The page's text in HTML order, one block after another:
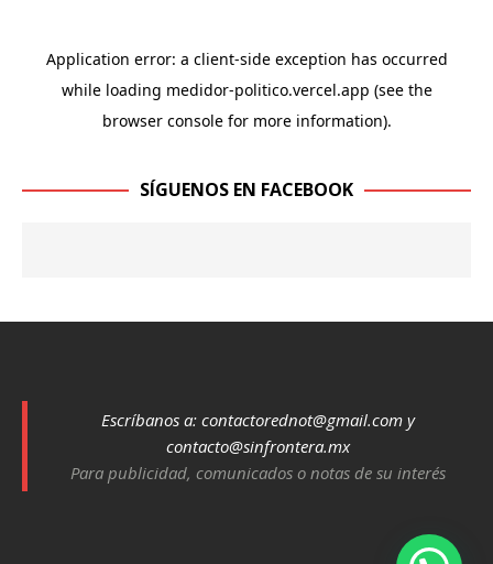
SÍGUENOS EN FACEBOOK
Escríbanos a: contactorednot@gmail.comy
contacto@sinfrontera.mx
Para publicidad, comunicados o notas de su interés